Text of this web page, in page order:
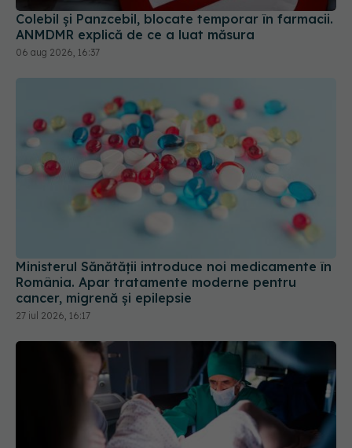
06 aug 2026, 16:37
Ministerul Sănătății introduce noi medicamente în
cancer, migrenă și epilepsie
27 iul 2026, 16:17